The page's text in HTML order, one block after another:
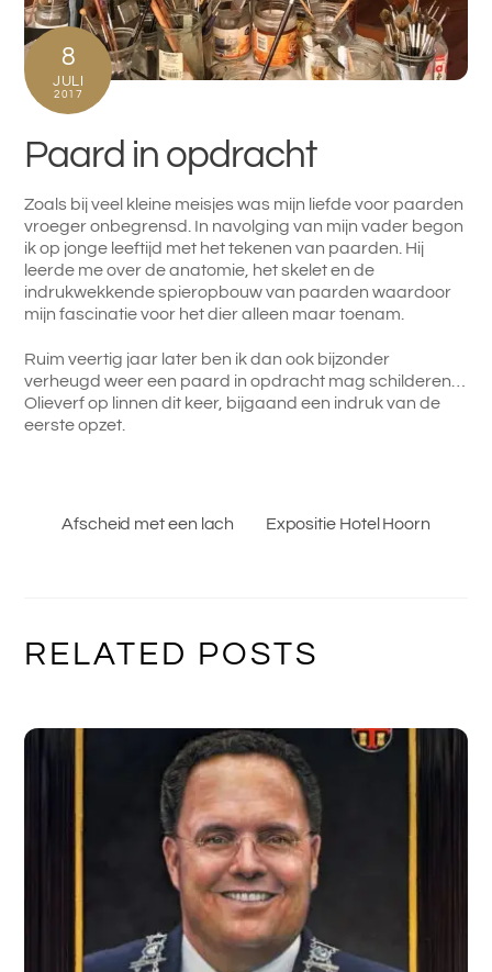
8
JULI
2017
Paard in opdracht
Zoals bij veel kleine meisjes was mijn liefde voor paarden
vroeger onbegrensd. In navolging van mijn vader begon
ik op jonge leeftijd met het tekenen van paarden. Hij
leerde me over de anatomie, het skelet en de
indrukwekkende spieropbouw van paarden waardoor
mijn fascinatie voor het dier alleen maar toenam.
Ruim veertig jaar later ben ik dan ook bijzonder
verheugd weer een paard in opdracht mag schilderen…
Olieverf op linnen dit keer, bijgaand een indruk van de
eerste opzet.
Afscheid met een lach Expositie Hotel Hoorn
RELATED POSTS